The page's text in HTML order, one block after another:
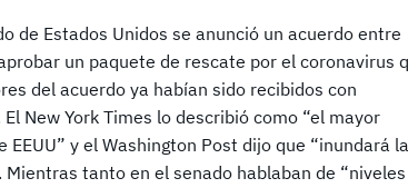
de Estados Unidos se anunció un acuerdo entre
un paquete de rescate por el coronavirus
del acuerdo ya habían sido recibidos con
New York Times lo describió como “el mayor
y el Washington Post dijo que “inundará la
tanto en el senado hablaban de